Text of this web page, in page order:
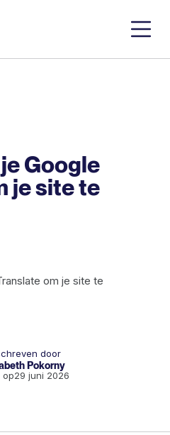
Google
je site te
door
Pokorny
op29 juni 2026